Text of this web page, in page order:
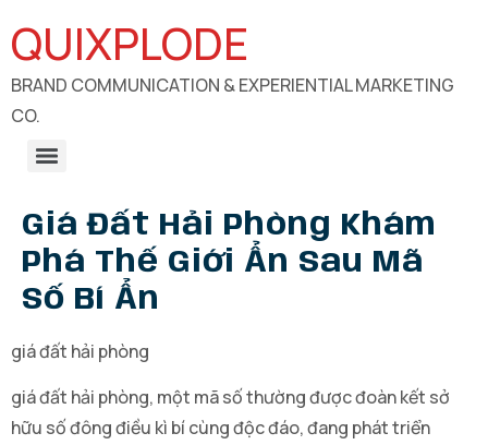
QUIXPLODE
BRAND COMMUNICATION & EXPERIENTIAL MARKETING
CO.
Giá Đất Hải Phòng Khám
Phá Thế Giới Ẩn Sau Mã
Số Bí Ẩn
giá đất hải phòng
giá đất hải phòng, một mã số thường được đoàn kết sở
hữu số đông điều kì bí cùng độc đáo, đang phát triển